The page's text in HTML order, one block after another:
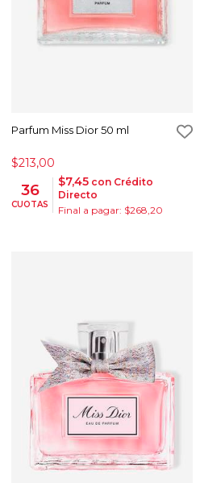
Parfum Miss Dior 50 ml
$213,00
36
CUOTAS
$7,45 con Crédito
Directo
Final a pagar: $268,20